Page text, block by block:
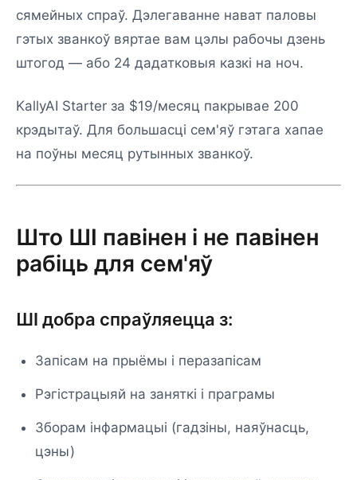
сямейных спраў. Дэлегаванне нават паловы
гэтых званкоў вяртае вам цэлы рабочы дзень
штогод — або 24 дадатковыя казкі на ноч.
KallyAI Starter за $19/месяц пакрывае 200
крэдытаў. Для большасці сем'яў гэтага хапае
на поўны месяц рутынных званкоў.
Што ШІ павінен і не павінен
рабіць для сем'яў
ШІ добра спраўляецца з:
Запісам на прыёмы і перазапісам
Рэгістрацыяй на заняткі і праграмы
Зборам інфармацыі (гадзіны, наяўнасць,
цэны)